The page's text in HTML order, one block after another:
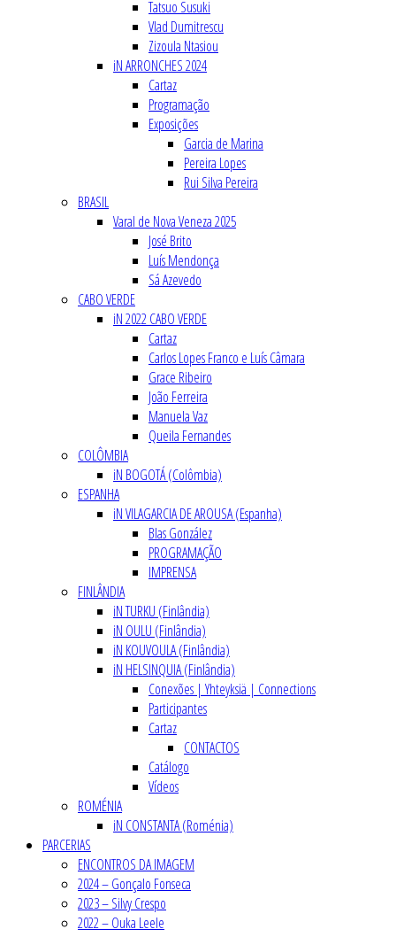
Tatsuo Susuki
Vlad Dumitrescu
Zizoula Ntasiou
iN ARRONCHES 2024
Cartaz
Programação
Exposições
Garcia de Marina
Pereira Lopes
Rui Silva Pereira
BRASIL
Varal de Nova Veneza 2025
José Brito
Luís Mendonça
Sá Azevedo
CABO VERDE
iN 2022 CABO VERDE
Cartaz
Carlos Lopes Franco e Luís Câmara
Grace Ribeiro
João Ferreira
Manuela Vaz
Queila Fernandes
COLÔMBIA
iN BOGOTÁ (Colômbia)
ESPANHA
iN VILAGARCIA DE AROUSA (Espanha)
Blas González
PROGRAMAÇÃO
IMPRENSA
FINLÂNDIA
iN TURKU (Finlândia)
iN OULU (Finlândia)
iN KOUVOULA (Finlândia)
iN HELSINQUIA (Finlândia)
Conexões | Yhteyksiä | Connections
Participantes
Cartaz
CONTACTOS
Catálogo
Vídeos
ROMÉNIA
iN CONSTANTA (Roménia)
PARCERIAS
ENCONTROS DA IMAGEM
2024 – Gonçalo Fonseca
2023 – Silvy Crespo
2022 – Ouka Leele